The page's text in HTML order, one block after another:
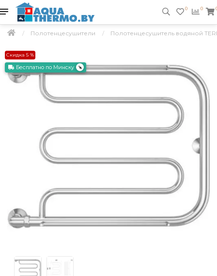
0 0
Полотенцесушители Полотенцесушитель водяной
Скидка 5 %
Бесплатно по Минску